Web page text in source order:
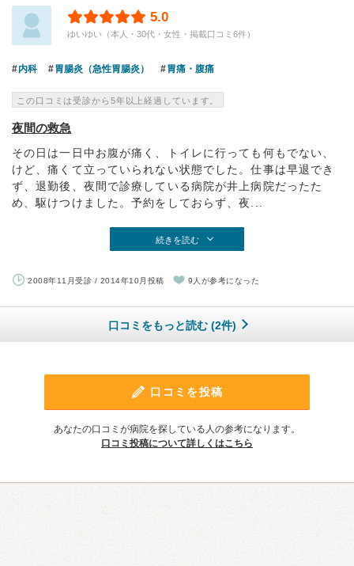
5.0
ゆいゆい（本人・30代・女性・掲載口コミ6件）
内科 胃腸炎（急性胃腸炎） 胃痛・腹痛
この口コミは受診から5年以上経過しています。
夜間の救急
その日は一日中お腹が痛く、トイレに行っても何もでない、
けど、痛くて立っていられない状態でした。仕事は早退でき
ず、退勤後、夜間で診療している病院が井上病院だったた
め、駆けつけました。予約をしておらず、夜...
続きを読む
2008年11月受診 / 2014年10月投稿 9人が参考になった
口コミをもっと読む (2件)
口コミを投稿
あなたの口コミが病院を探している人の参考になります。
口コミ投稿について詳しくはこちら